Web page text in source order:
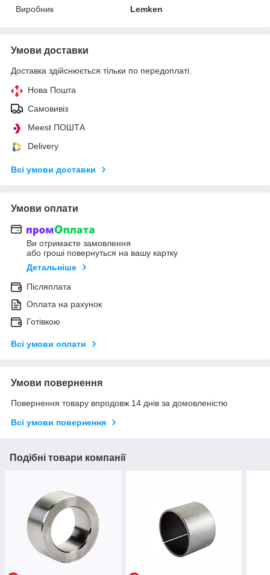
Виробник
Lemken
Умови доставки
Доставка здійснюється тільки по передоплаті.
Нова Пошта
Самовивіз
Meest ПОШТА
Delivery
Всі умови доставки
Умови оплати
Ви отримаєте замовлення
або гроші повернуться на вашу картку
Детальніше
Післяплата
Оплата на рахунок
Готівкою
Всі умови оплати
Умови повернення
Повернення товару впродовж 14 днів за домовленістю
Всі умови повернення
Подібні товари компанії